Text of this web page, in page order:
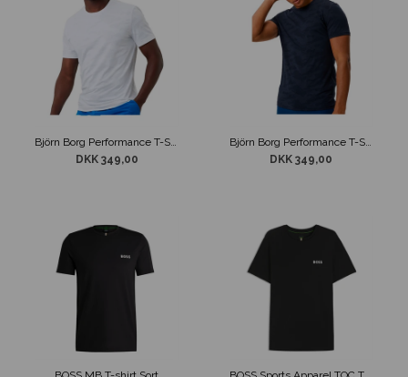
DKK 349,00
Björn Borg Performance T-Shirt Navy
DKK 349,00